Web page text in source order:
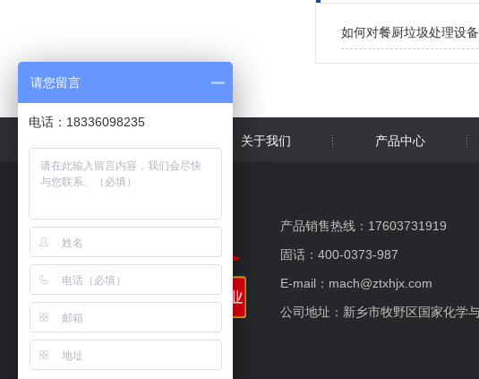
如何对餐厨垃圾处理设
关于我们 产品中心
产品销售热线：17603731919
固话：400-0373-987
E-mail：mach@ztxhjx.com
公司地址：新乡市牧野区国家化学
请您留言
电话：18336098235